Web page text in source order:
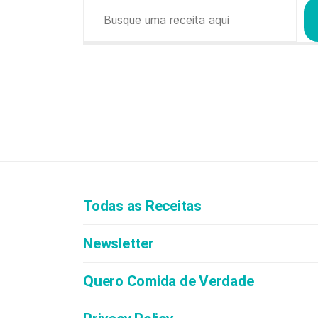
Todas as Receitas
Newsletter
Quero Comida de Verdade